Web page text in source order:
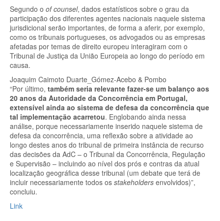
Segundo o of counsel, dados estatísticos sobre o grau da
participação dos diferentes agentes nacionais naquele sistema
jurisdicional serão importantes, de forma a aferir, por exemplo,
como os tribunais portugueses, os advogados ou as empresas
afetadas por temas de direito europeu interagiram com o
Tribunal de Justiça da União Europeia ao longo do período em
causa.
Joaquim Caimoto Duarte_Gómez-Acebo & Pombo
“Por último, também seria relevante fazer-se um balanço aos
20 anos da Autoridade da Concorrência em Portugal,
extensível ainda ao sistema de defesa da concorrência que
tal implementação acarretou. Englobando ainda nessa
análise, porque necessariamente inserido naquele sistema de
defesa da concorrência, uma reflexão sobre a atividade ao
longo destes anos do tribunal de primeira instância de recurso
das decisões da AdC – o Tribunal da Concorrência, Regulação
e Supervisão – incluindo ao nível dos prós e contras da atual
localização geográfica desse tribunal (um debate que terá de
incluir necessariamente todos os stakeholders envolvidos)”,
concluiu.
Link